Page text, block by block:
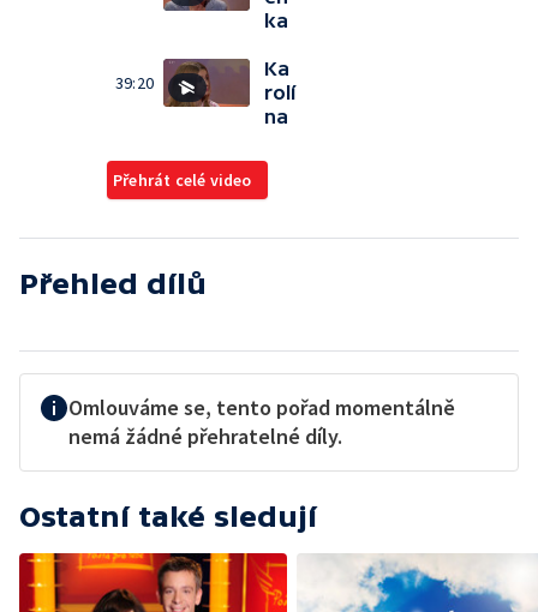
ka
39:20
Ka
rolí
na
Přehrát celé video
Přehled dílů
Omlouváme se, tento pořad momentálně
nemá žádné přehratelné díly.
Ostatní také sledují